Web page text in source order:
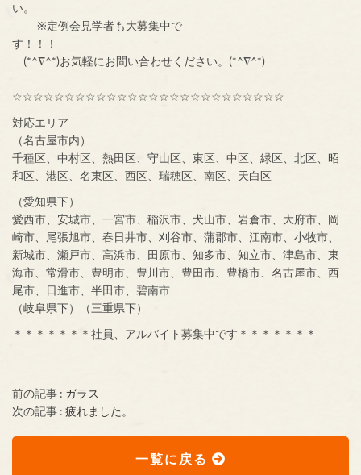
い。
※定例会見学者も大募集中で
す！！！
(*^∇^*)お気軽にお問い合わせください。(*^∇^*)
☆☆☆☆☆☆☆☆☆☆☆☆☆☆☆☆☆☆☆☆☆☆☆☆☆☆
対応エリア
（名古屋市内）
千種区、中村区、熱田区、守山区、東区、中区、緑区、北区、昭
和区、港区、名東区、西区、瑞穂区、南区、天白区
（愛知県下）
愛西市、安城市、一宮市、稲沢市、犬山市、岩倉市、大府市、岡
崎市、尾張旭市、春日井市、刈谷市、蒲郡市、江南市、小牧市、
新城市、瀬戸市、高浜市、田原市、知多市、知立市、津島市、東
海市、常滑市、豊明市、豊川市、豊田市、豊橋市、名古屋市、西
尾市、日進市、半田市、碧南市
（岐阜県下）（三重県下）
＊＊＊＊＊＊＊社員、アルバイト募集中です＊＊＊＊＊＊＊
前の記事 : ガラス
次の記事 : 疲れました。
一覧に戻る